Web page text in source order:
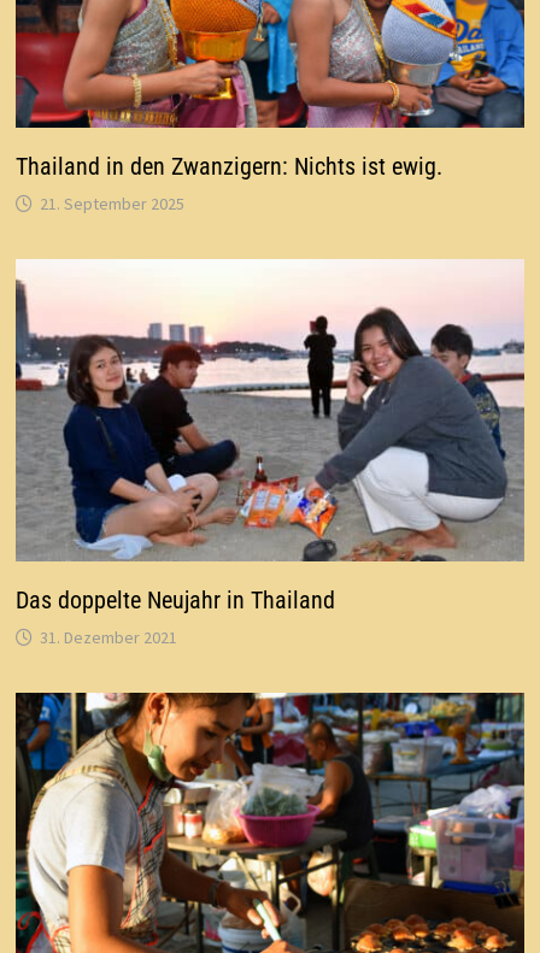
Thailand in den Zwanzigern: Nichts ist ewig.
21. September 2025
Das doppelte Neujahr in Thailand
31. Dezember 2021